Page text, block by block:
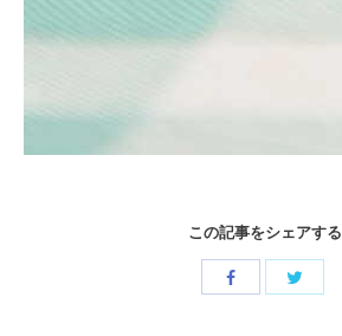
この記事をシェアする